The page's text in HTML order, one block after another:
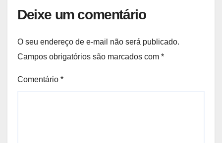
Deixe um comentário
O seu endereço de e-mail não será publicado.
Campos obrigatórios são marcados com *
Comentário *